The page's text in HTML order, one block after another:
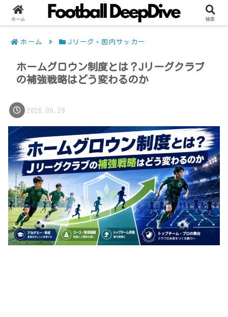
ホーム Jリーグ・国内サッカー
ホームグロウン制度とは？Jリーグクラブ
の補強戦略はどう変わるのか
2026.06.28
ホーム 検索